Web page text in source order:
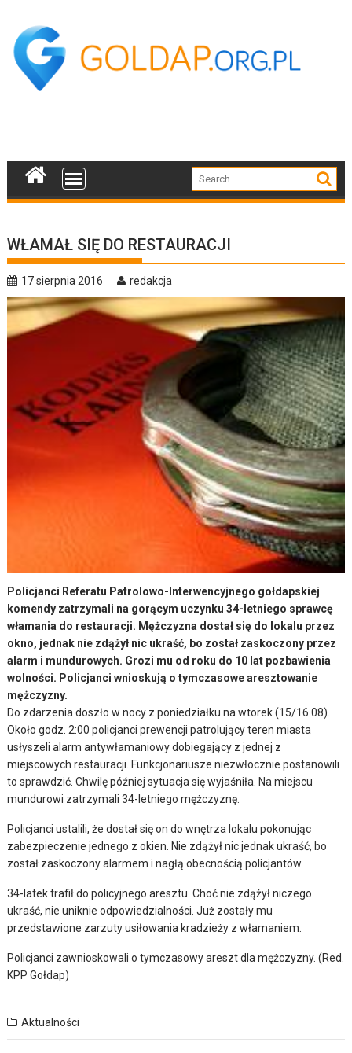
content
WŁAMAŁ SIĘ DO RESTAURACJI
17 sierpnia 2016 redakcja
Policjanci Referatu Patrolowo-Interwencyjnego gołdapskiej
komendy zatrzymali na gorącym uczynku 34-letniego sprawcę
włamania do restauracji. Mężczyzna dostał się do lokalu przez
okno, jednak nie zdążył nic ukraść, bo został zaskoczony przez
alarm i mundurowych. Grozi mu od roku do 10 lat pozbawienia
wolności. Policjanci wnioskują o tymczasowe aresztowanie
mężczyzny.
Do zdarzenia doszło w nocy z poniedziałku na wtorek (15/16.08).
Około godz. 2:00 policjanci prewencji patrolujący teren miasta
usłyszeli alarm antywłamaniowy dobiegający z jednej z
miejscowych restauracji. Funkcjonariusze niezwłocznie postanowili
to sprawdzić. Chwilę później sytuacja się wyjaśniła. Na miejscu
mundurowi zatrzymali 34-letniego mężczyznę.
Policjanci ustalili, że dostał się on do wnętrza lokalu pokonując
zabezpieczenie jednego z okien. Nie zdążył nic jednak ukraść, bo
został zaskoczony alarmem i nagłą obecnością policjantów.
34-latek trafił do policyjnego aresztu. Choć nie zdążył niczego
ukraść, nie uniknie odpowiedzialności. Już zostały mu
przedstawione zarzuty usiłowania kradzieży z włamaniem.
Policjanci zawnioskowali o tymczasowy areszt dla mężczyzny. (Red.
KPP Gołdap)
Aktualności